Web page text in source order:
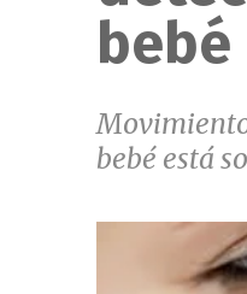
bebé
bebé está